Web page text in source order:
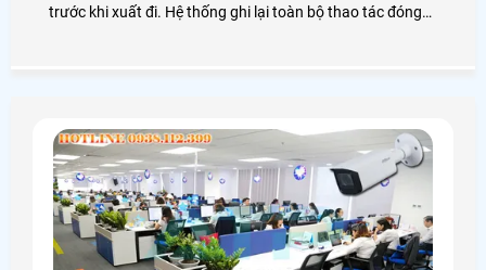
trước khi xuất đi. Hệ thống ghi lại toàn bộ thao tác đóng